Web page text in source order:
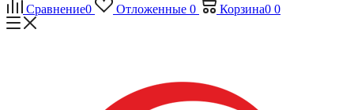
Сравнение0 Отложенные 0 Корзина0 0